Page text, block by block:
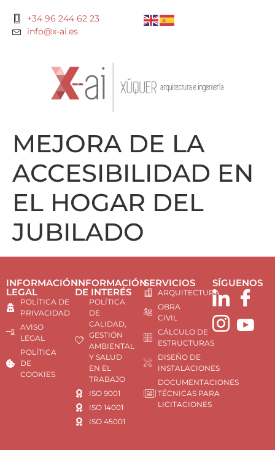
+34 96 244 62 23
info@x-ai.es
MEJORA DE LA
ACCESIBILIDAD EN
EL HOGAR DEL
JUBILADO
INFORMACIÓN
LEGAL
POLÍTICA DE
PRIVACIDAD
AVISO
LEGAL
POLÍTICA
DE
COOKIES
INFORMACIÓN
DE INTERÉS
POLÍTICA
DE
CALIDAD,
GESTIÓN
AMBIENTAL
Y SALUD
EN EL
TRABAJO
ISO 9001
ISO 14001
ISO 45001
SERVICIOS
ARQUITECTURA
OBRA
CIVIL
CÁLCULO DE
ESTRUCTURAS
DISEÑO DE
INSTALACIONES
DOCUMENTACIONES
TÉCNICAS PARA
LICITACIONES
SÍGUENOS